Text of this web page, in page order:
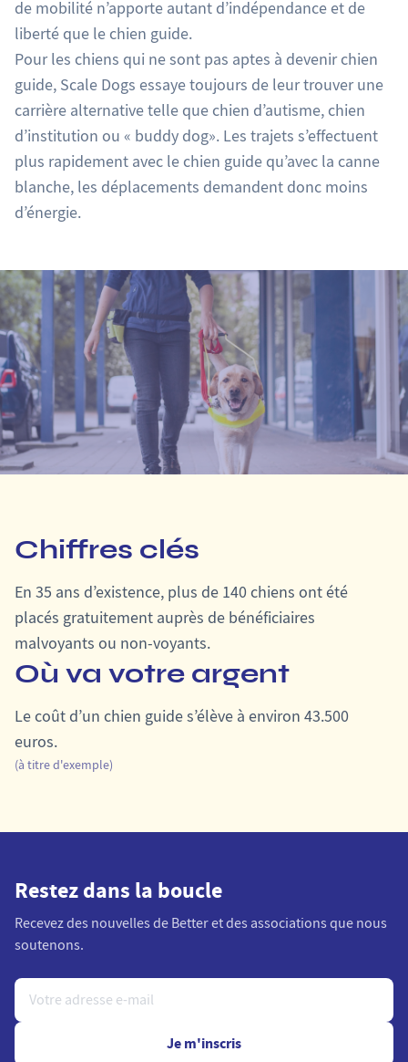
de mobilité n’apporte autant d’indépendance et de
liberté que le chien guide.
Pour les chiens qui ne sont pas aptes à devenir chien
guide, Scale Dogs essaye toujours de leur trouver une
carrière alternative telle que chien d’autisme, chien
d’institution ou « buddy dog». Les trajets s’effectuent
plus rapidement avec le chien guide qu’avec la canne
blanche, les déplacements demandent donc moins
d’énergie.
Chiffres clés
En 35 ans d’existence, plus de 140 chiens ont été
placés gratuitement auprès de bénéficiaires
malvoyants ou non-voyants.
Où va votre argent
Le coût d’un chien guide s’élève à environ 43.500
euros.
(à titre d'exemple)
Restez dans la boucle
Recevez des nouvelles de Better et des associations que nous
soutenons.
Je m'inscris